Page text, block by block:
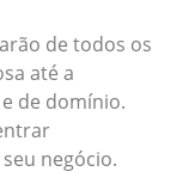
de todos os
até a
de domínio.
negócio.